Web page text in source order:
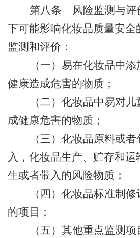
第八条
风险监测与
下可能影响化妆品质量安全
监测和评价：
（一）易在化妆品中
健康造成危害的物质；
（二）化妆品中易对
成健康危害的物质；
（三）化妆品原料或
入，化妆品生产、贮存和
生或者带入的风险物质；
（四）化妆品标准制
的项目；
（五）其他重点监测项